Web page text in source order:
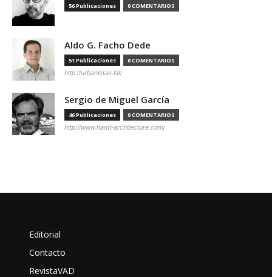
56 Publicaciones 0 COMENTARIOS
Aldo G. Facho Dede
51 Publicaciones 0 COMENTARIOS
http://urbanistas.lat/
Sergio de Miguel García
46 Publicaciones 0 COMENTARIOS
http://www.hand-architecture.com/
Editorial
Contacto
RevistaVAD